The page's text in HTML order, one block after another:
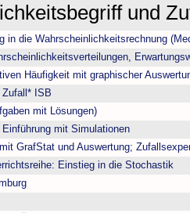
und
in die Wahrscheinlichkeitsrechnung
Häufigkeit mit graphischer
Zufall* ISB
mit Lösungen)
mit Simulationen
GrafStat und Auswertung;
Einstieg in die Stochastik